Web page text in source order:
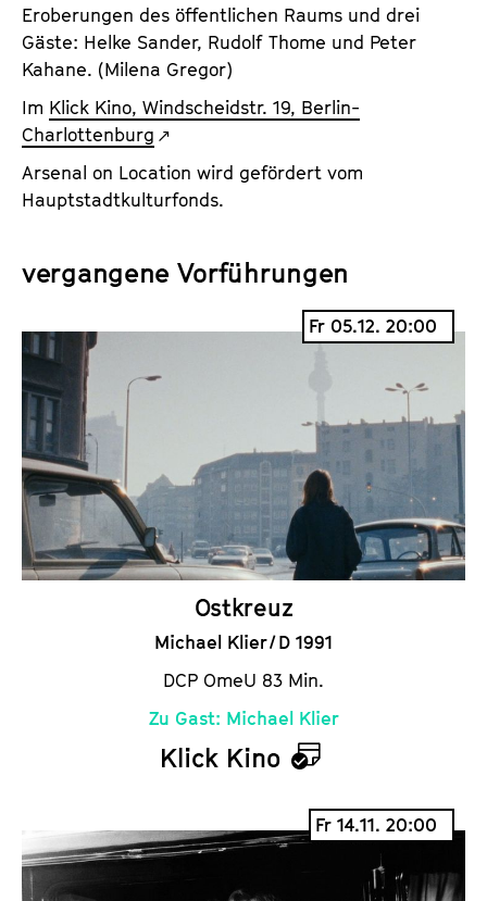
Eroberungen des öffentlichen Raums und drei
Gäste: Helke Sander, Rudolf Thome und Peter
Kahane. (Milena Gregor)
Im Klick Kino, Windscheidstr. 19, Berlin-
Charlottenburg
Arsenal on Location wird gefördert vom
Hauptstadtkulturfonds.
vergangene Vorführungen
Fr 05.12. 20:00
Ostkreuz
Michael Klier / D 1991
DCP OmeU 83 Min.
Zu Gast: Michael Klier
Klick Kino
K
a
l
Fr 14.11. 20:00